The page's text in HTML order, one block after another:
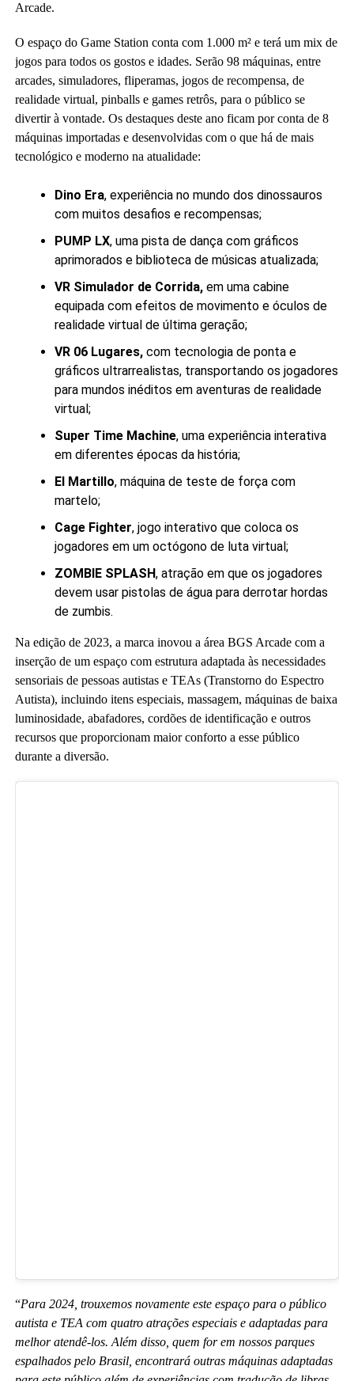
Arcade.
O espaço do Game Station conta com 1.000 m² e terá um mix de
jogos para todos os gostos e idades. Serão 98 máquinas, entre
arcades, simuladores, fliperamas, jogos de recompensa, de
realidade virtual, pinballs e games retrôs, para o público se
divertir à vontade. Os destaques deste ano ficam por conta de 8
máquinas importadas e desenvolvidas com o que há de mais
tecnológico e moderno na atualidade:
Dino Era, experiência no mundo dos dinossauros
com muitos desafios e recompensas;
PUMP LX, uma pista de dança com gráficos
aprimorados e biblioteca de músicas atualizada;
VR Simulador de Corrida,em uma cabine
equipada com efeitos de movimento e óculos de
realidade virtual de última geração;
VR 06 Lugares,com tecnologia de ponta e
gráficos ultrarrealistas, transportando os jogadores
para mundos inéditos em aventuras de realidade
virtual;
Super Time Machine, uma experiência interativa
em diferentes épocas da história;
El Martillo, máquina de teste de força com
martelo;
Cage Fighter, jogo interativo que coloca os
jogadores em um octógono de luta virtual;
ZOMBIE SPLASH, atração em que os jogadores
devem usar pistolas de água para derrotar hordas
de zumbis.
Na edição de 2023, a marca inovou a área BGS Arcade com a
inserção de um espaço com estrutura adaptada às necessidades
sensoriais de pessoas autistas e TEAs (Transtorno do Espectro
Autista), incluindo itens especiais, massagem, máquinas de baixa
luminosidade, abafadores, cordões de identificação e outros
recursos que proporcionam maior conforto a esse público
durante a diversão.
“Para 2024, trouxemos novamente este espaço para o público
autista e TEA com quatro atrações especiais e adaptadas para
melhor atendê-los. Além disso, quem for em nossos parques
espalhados pelo Brasil, encontrará outras máquinas adaptadas